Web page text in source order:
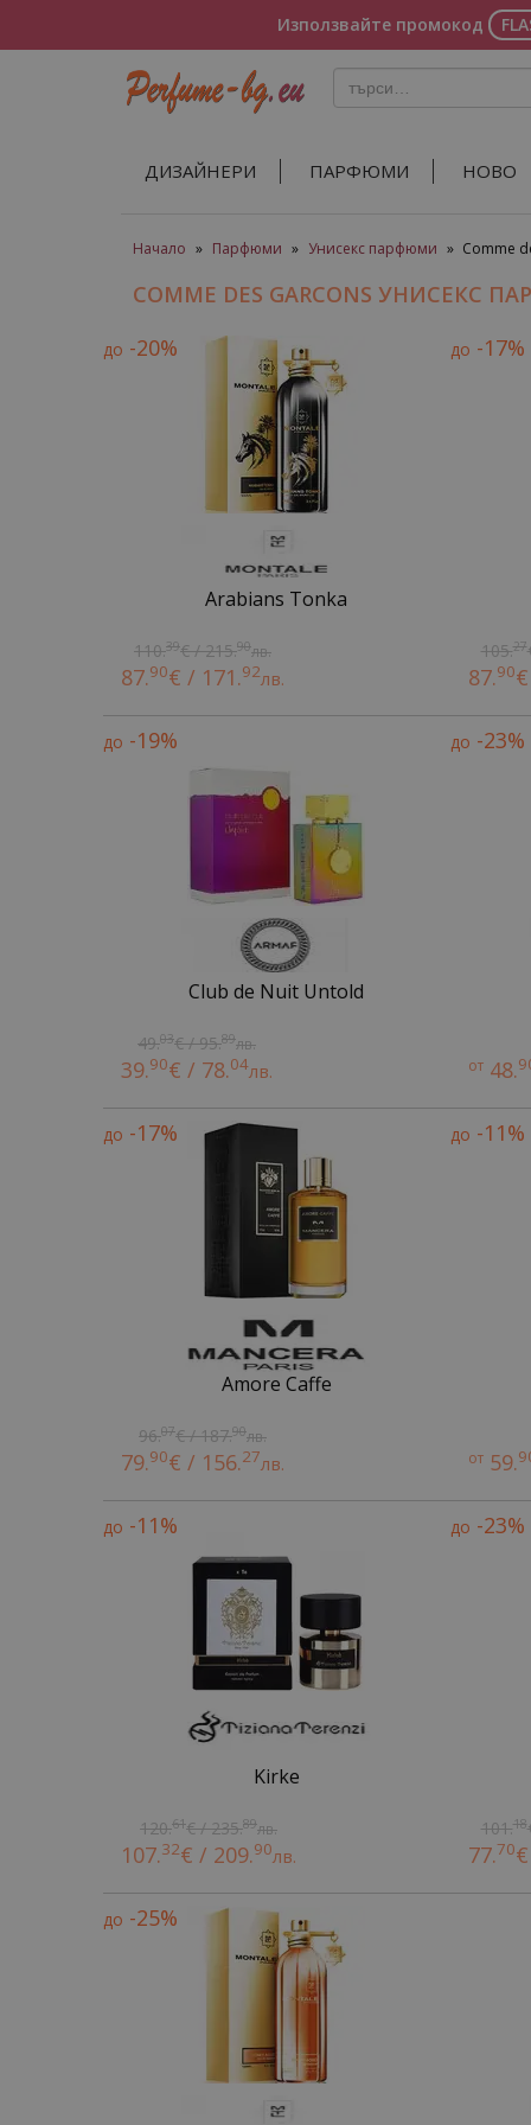
Използвайте промокод
ДИЗАЙНЕРИ ПАРФЮМИ НОВО
Начало » Парфюми » Унисекс парфюми » Comme
COMME DES GARCONS УНИСЕКС
до -20%
Arabians Tonka
110.39€ / 215.90лв.
87.90€ / 171.92лв.
до -17%
105.27
87.90
до -19%
Club de Nuit Untold
49.03€ / 95.89лв.
39.90€ / 78.04лв.
до -23%
от 48.
до -17%
Amore Caffe
96.07€ / 187.90лв.
79.90€ / 156.27лв.
до -11%
от 59.
до -11%
Kirke
120.61€ / 235.89лв.
107.32€ / 209.90лв.
до -23%
101.18
77.70
до -25%